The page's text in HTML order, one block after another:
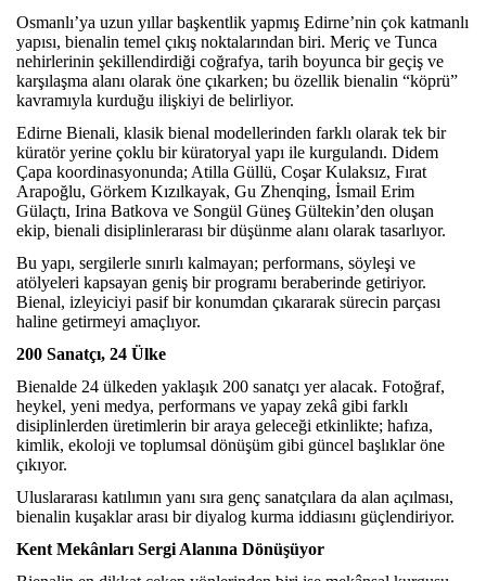
Osmanlı’ya uzun yıllar başkentlik yapmış Edirne’nin çok katmanlı
yapısı, bienalin temel çıkış noktalarından biri. Meriç ve Tunca
nehirlerinin şekillendirdiği coğrafya, tarih boyunca bir geçiş ve
karşılaşma alanı olarak öne çıkarken; bu özellik bienalin “köprü”
kavramıyla kurduğu ilişkiyi de belirliyor.
Edirne Bienali, klasik bienal modellerinden farklı olarak tek bir
küratör yerine çoklu bir küratoryal yapı ile kurgulandı. Didem
Çapa koordinasyonunda; Atilla Güllü, Coşar Kulaksız, Fırat
Arapoğlu, Görkem Kızılkayak, Gu Zhenqing, İsmail Erim
Gülaçtı, Irina Batkova ve Songül Güneş Gültekin’den oluşan
ekip, bienali disiplinlerarası bir düşünme alanı olarak tasarlıyor.
Bu yapı, sergilerle sınırlı kalmayan; performans, söyleşi ve
atölyeleri kapsayan geniş bir programı beraberinde getiriyor.
Bienal, izleyiciyi pasif bir konumdan çıkararak sürecin parçası
haline getirmeyi amaçlıyor.
200 Sanatçı, 24 Ülke
Bienalde 24 ülkeden yaklaşık 200 sanatçı yer alacak. Fotoğraf,
heykel, yeni medya, performans ve yapay zekâ gibi farklı
disiplinlerden üretimlerin bir araya geleceği etkinlikte; hafıza,
kimlik, ekoloji ve toplumsal dönüşüm gibi güncel başlıklar öne
çıkıyor.
Uluslararası katılımın yanı sıra genç sanatçılara da alan açılması,
bienalin kuşaklar arası bir diyalog kurma iddiasını güçlendiriyor.
Kent Mekânları Sergi Alanına Dönüşüyor